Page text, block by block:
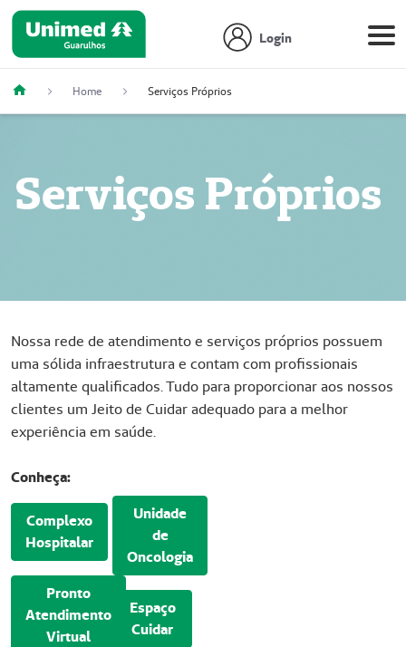
Login
Home Serviços Próprios
Serviços Próprios
Nossa rede de atendimento e serviços próprios possuem
uma sólida infraestrutura e contam com profissionais
altamente qualificados. Tudo para proporcionar aos nossos
clientes um Jeito de Cuidar adequado para a melhor
experiência em saúde.
Conheça:
Complexo
Hospitalar
Pronto
Atendimento
Virtual
Unidade
de
Oncologia
Espaço
Cuidar